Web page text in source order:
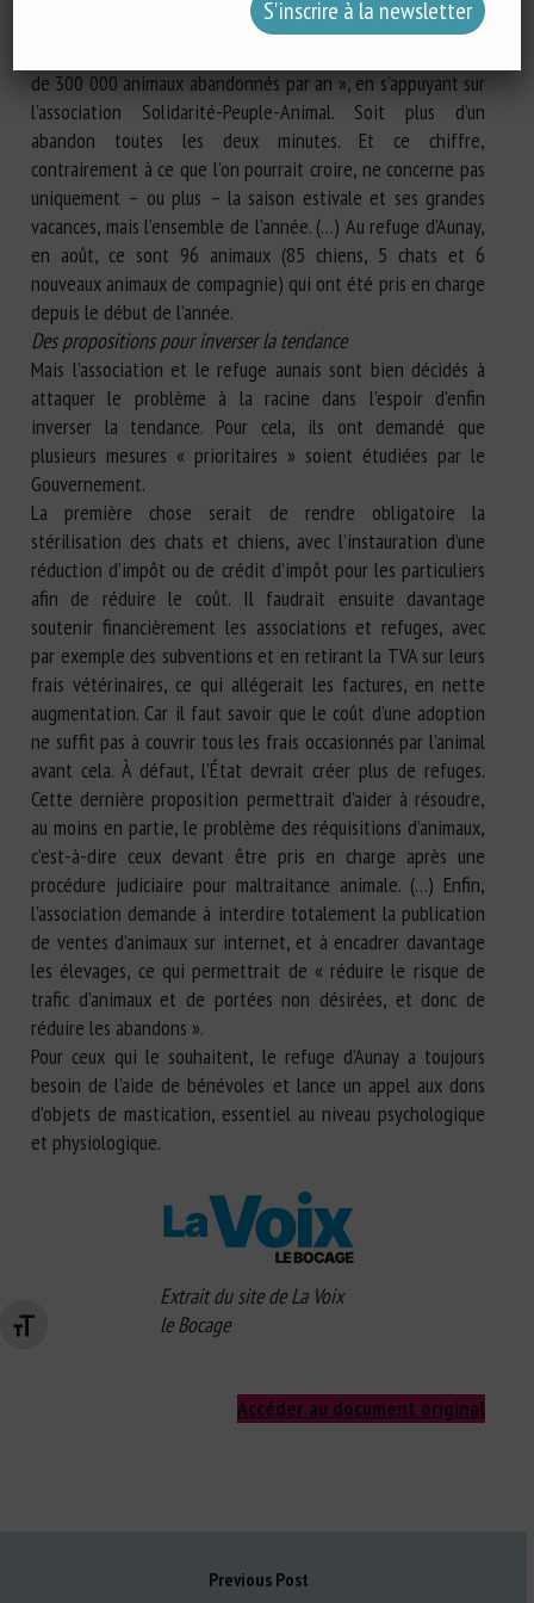
Changer la taille de la police
De son côté, l’association Stéphane Lamart « Pour la
de 300 000 animaux abandonnés par an », en s’appuyant sur
l’association Solidarité-Peuple-Animal. Soit plus d’un
abandon toutes les deux minutes. Et ce chiffre,
contrairement à ce que l’on pourrait croire, ne concerne pas
uniquement – ou plus – la saison estivale et ses grandes
vacances, mais l’ensemble de l’année. (…) Au refuge d’Aunay,
en août, ce sont 96 animaux (85 chiens, 5 chats et 6
nouveaux animaux de compagnie) qui ont été pris en charge
depuis le début de l’année.
Des propositions pour inverser la tendance
Mais l’association et le refuge aunais sont bien décidés à
attaquer le problème à la racine dans l’espoir d’enfin
inverser la tendance. Pour cela, ils ont demandé que
plusieurs mesures « prioritaires » soient étudiées par le
Gouvernement.
La première chose serait de rendre obligatoire la
stérilisation des chats et chiens, avec l’instauration d’une
réduction d’impôt ou de crédit d’impôt pour les particuliers
afin de réduire le coût. Il faudrait ensuite davantage
soutenir financièrement les associations et refuges, avec
par exemple des subventions et en retirant la TVA sur leurs
frais vétérinaires, ce qui allégerait les factures, en nette
augmentation. Car il faut savoir que le coût d’une adoption
ne suffit pas à couvrir tous les frais occasionnés par l’animal
avant cela. À défaut, l’État devrait créer plus de refuges.
Cette dernière proposition permettrait d’aider à résoudre,
au moins en partie, le problème des réquisitions d’animaux,
c’est-à-dire ceux devant être pris en charge après une
procédure judiciaire pour maltraitance animale. (…) Enfin,
l’association demande à interdire totalement la publication
de ventes d’animaux sur internet, et à encadrer davantage
les élevages, ce qui permettrait de « réduire le risque de
trafic d’animaux et de portées non désirées, et donc de
réduire les abandons ».
Pour ceux qui le souhaitent, le refuge d’Aunay a toujours
besoin de l’aide de bénévoles et lance un appel aux dons
d’objets de mastication, essentiel au niveau psychologique
et physiologique.
Extrait du site de La Voix
le Bocage
Accéder au document original
Previous Post